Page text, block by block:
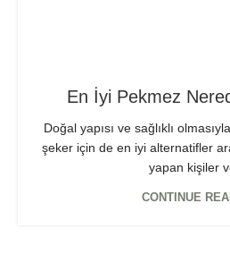
En İyi Pekmez
Doğal yapısı ve sağlıklı
şeker için de en iyi alternatifler
yapan kişiler
CONTINUE